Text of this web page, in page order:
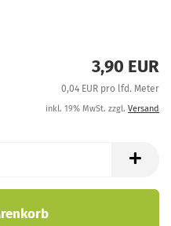
3,90 EUR
0,04 EUR pro lfd. Meter
inkl. 19% MwSt. zzgl. Versand